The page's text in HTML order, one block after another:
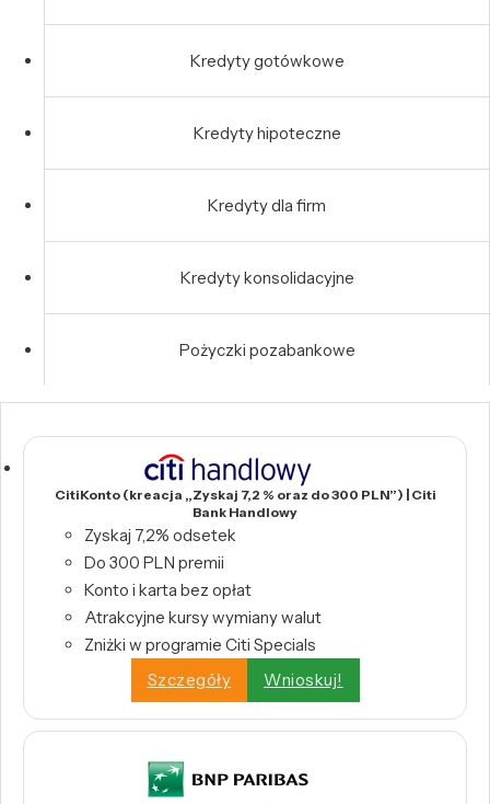
Kredyty gotówkowe
Kredyty hipoteczne
Kredyty dla firm
Kredyty konsolidacyjne
Pożyczki pozabankowe
CitiKonto (kreacja „Zyskaj 7,2 % oraz do 300 PLN”) | Citi
Bank Handlowy
Zyskaj 7,2% odsetek
Do 300 PLN premii
Konto i karta bez opłat
Atrakcyjne kursy wymiany walut
Zniżki w programie Citi Specials
Szczegóły
Wnioskuj!